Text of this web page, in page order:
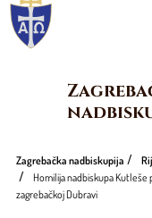
Zagrebačka nadbiskupija
Homilija nadbiskupa Kutleše
zagrebačkoj Dubravi